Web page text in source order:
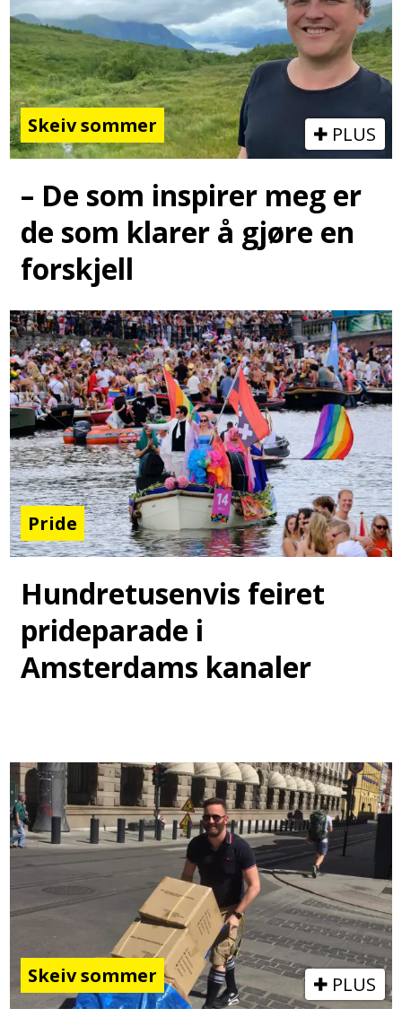
Skeiv sommer PLUS
– De som inspirer meg er
de som klarer å gjøre en
forskjell
Pride
Hundretusenvis feiret
prideparade i
Amsterdams kanaler
Skeiv sommer PLUS